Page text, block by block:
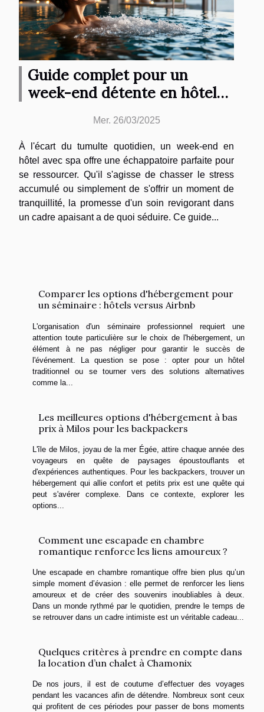
Guide complet pour un
week-end détente en hôtel
Mer. 26/03/2025
À l'écart du tumulte quotidien, un week-end en
hôtel avec spa offre une échappatoire parfaite pour
se ressourcer. Qu'il s'agisse de chasser le stress
accumulé ou simplement de s'offrir un moment de
tranquillité, la promesse d'un soin revigorant dans
un cadre apaisant a de quoi séduire. Ce guide...
Comparer les options d'hébergement pour
un séminaire : hôtels versus Airbnb
L'organisation d'un séminaire professionnel requiert une
attention toute particulière sur le choix de l'hébergement, un
élément à ne pas négliger pour garantir le succès de
l'événement. La question se pose : opter pour un hôtel
traditionnel ou se tourner vers des solutions alternatives
comme la...
Les meilleures options d'hébergement à bas
prix à Milos pour les backpackers
L'île de Milos, joyau de la mer Égée, attire chaque année des
voyageurs en quête de paysages époustouflants et
d'expériences authentiques. Pour les backpackers, trouver un
hébergement qui allie confort et petits prix est une quête qui
peut s'avérer complexe. Dans ce contexte, explorer les
options...
Comment une escapade en chambre
romantique renforce les liens amoureux ?
Une escapade en chambre romantique offre bien plus qu’un
simple moment d’évasion : elle permet de renforcer les liens
amoureux et de créer des souvenirs inoubliables à deux.
Dans un monde rythmé par le quotidien, prendre le temps de
se retrouver dans un cadre intimiste est un véritable cadeau...
Quelques critères à prendre en compte dans
la location d’un chalet à Chamonix
De nos jours, il est de coutume d’effectuer des voyages
pendant les vacances afin de détendre. Nombreux sont ceux
qui profitent de ces périodes pour passer de bons moments